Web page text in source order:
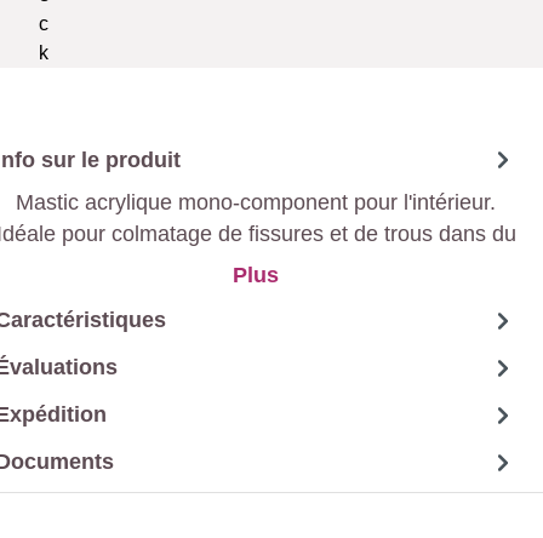
sur le produit
Mastic acrylique mono-component pour l'intérieur.
pour colmatage de fissures et de trous dans du
bois et des murs ou raccords de plinthes et de
Plus